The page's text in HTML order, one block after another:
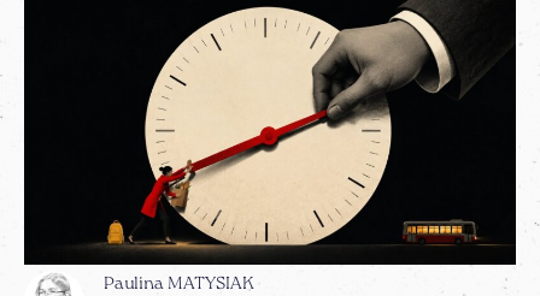
Paulina MATYSIAK